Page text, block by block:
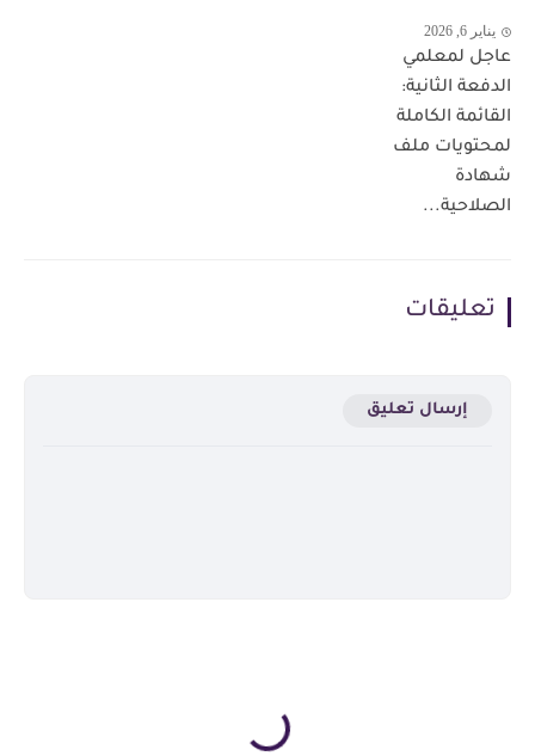
يناير 6, 2026
عاجل لمعلمي
الدفعة الثانية:
القائمة الكاملة
لمحتويات ملف
شهادة
الصلاحية...
تعليقات
إرسال تعليق